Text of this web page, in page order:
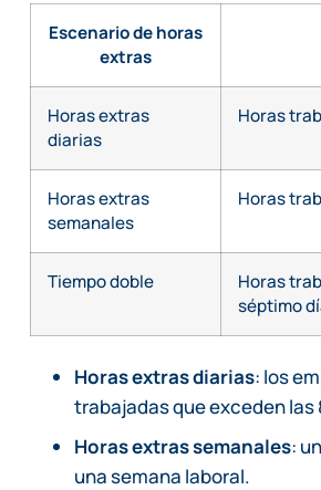
Escenario de horas
extras
Horas extras
diarias
Horas
Horas extras
semanales
Horas
Tiempo doble
Horas
séptimo
Horas extras diarias: los
trabajadas que exceden las
Horas extras semanales:
una semana laboral.